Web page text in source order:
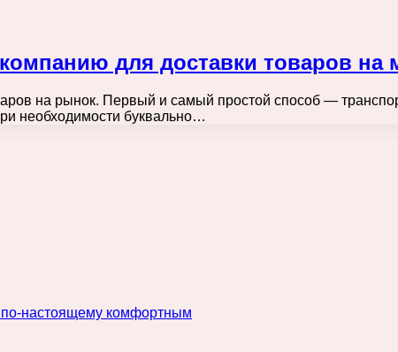
для доставки товаров на
на рынок. Первый и самый простой способ —
необходимости буквально…
по-настоящему комфортным